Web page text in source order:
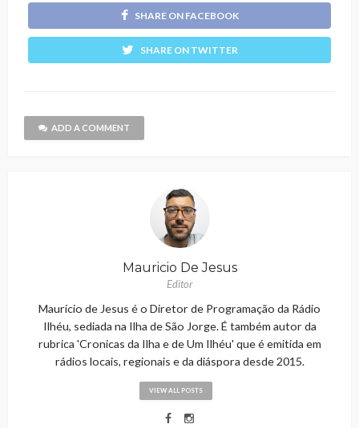
SHARE ON FACEBOOK
SHARE ON TWITTER
ADD A COMMENT
Mauricio De Jesus
Editor
Maurício de Jesus é o Diretor de Programação da Rádio
Ilhéu, sediada na Ilha de São Jorge. É também autor da
rubrica 'Cronicas da Ilha e de Um Ilhéu' que é emitida em
rádios locais, regionais e da diáspora desde 2015.
VIEW ALL POSTS